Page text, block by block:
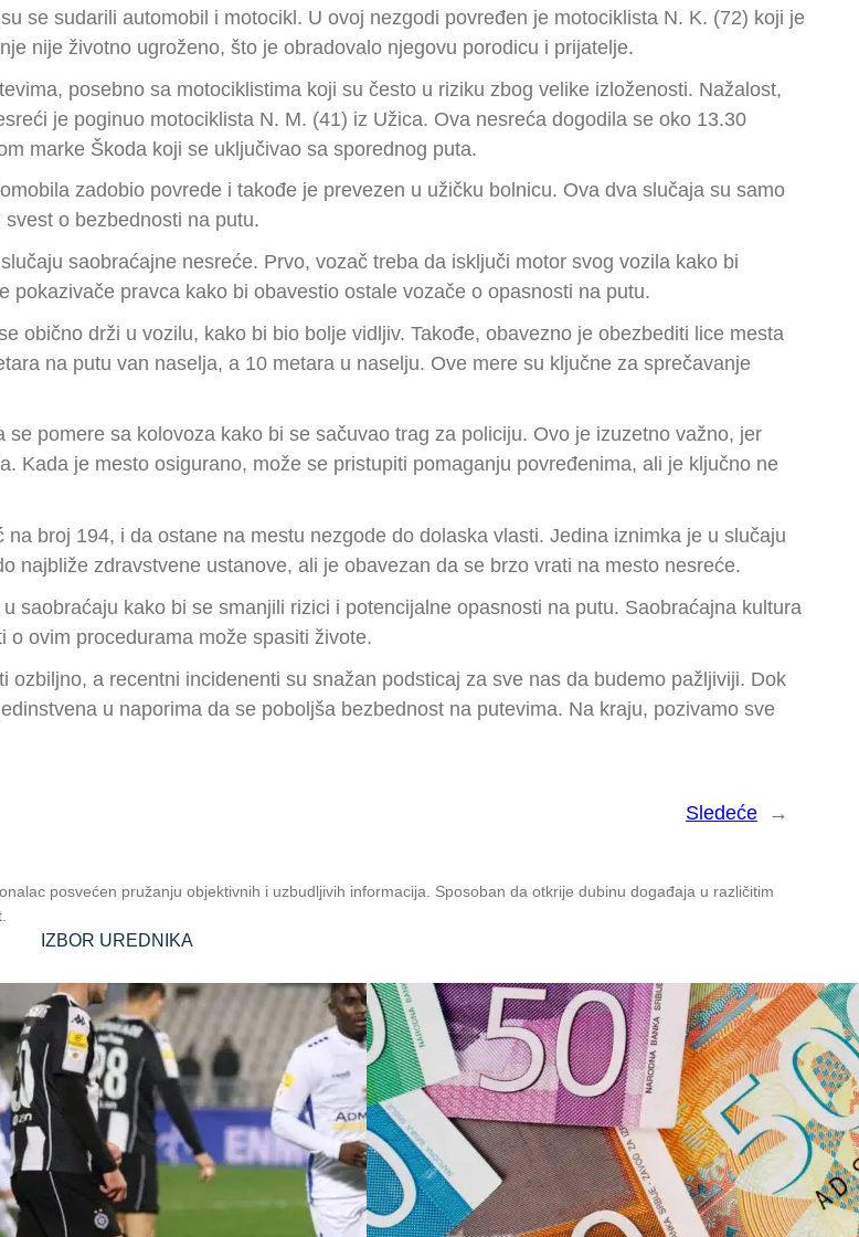
se sudarili automobil i motocikl. U ovoj nezgodi povređen je motociklista N. K. (72) koji je
nije životno ugroženo, što je obradovalo njegovu porodicu i prijatelje.
posebno sa motociklistima koji su često u riziku zbog velike izloženosti. Nažalost,
je poginuo motociklista N. M. (41) iz Užica. Ova nesreća dogodila se oko 13.30
marke Škoda koji se uključivao sa sporednog puta.
zadobio povrede i takođe je prevezen u užičku bolnicu. Ova dva slučaja su samo
o bezbednosti na putu.
saobraćajne nesreće. Prvo, vozač treba da isključi motor svog vozila kako bi
pravca kako bi obavestio ostale vozače o opasnosti na putu.
obično drži u vozilu, kako bi bio bolje vidljiv. Takođe, obavezno je obezbediti lice mesta
na putu van naselja, a 10 metara u naselju. Ove mere su ključne za sprečavanje
pomere sa kolovoza kako bi se sačuvao trag za policiju. Ovo je izuzetno važno, jer
Kada je mesto osigurano, može se pristupiti pomaganju povređenima, ali je ključno ne
broj 194, i da ostane na mestu nezgode do dolaska vlasti. Jedina iznimka je u slučaju
najbliže zdravstvene ustanove, ali je obavezan da se brzo vrati na mesto nesreće.
saobraćaju kako bi se smanjili rizici i potencijalne opasnosti na putu. Saobraćajna kultura
ovim procedurama može spasiti živote.
a recentni incidenenti su snažan podsticaj za sve nas da budemo pažljiviji. Dok
u naporima da se poboljša bezbednost na putevima. Na kraju, pozivamo sve
Sledeće →
posvećen pružanju objektivnih i uzbudljivih informacija. Sposoban da otkrije dubinu događaja u različitim
IZBOR UREDNIKA